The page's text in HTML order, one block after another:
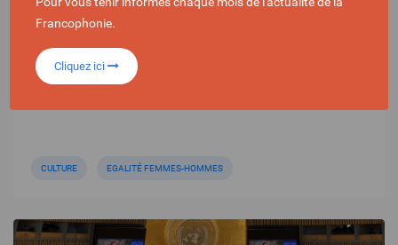
CULTURE EGALITÉ FEMMES-HOMMES
Francophonie.
Cliquez ici